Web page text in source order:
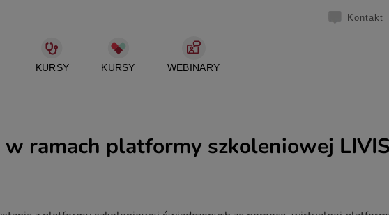
Kontakt
KURSY KURSY WEBINARY
ramach platformy szkoleniowej